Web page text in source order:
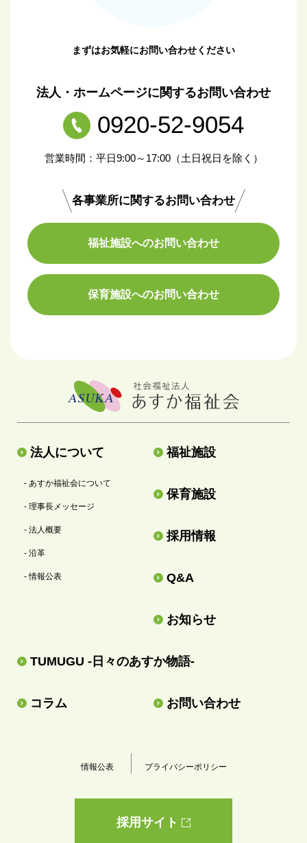
まずはお気軽にお問い合わせください
法人・ホームページに関するお問い合わせ
0920-52-9054
営業時間：平日9:00～17:00（土日祝日を除く）
各事業所に関するお問い合わせ
福祉施設へのお問い合わせ
保育施設へのお問い合わせ
法人について
- あすか福祉会について
- 理事長メッセージ
- 法人概要
- 沿革
- 情報公表
福祉施設
保育施設
採用情報
Q&A
お知らせ
TUMUGU -日々のあすか物語-
コラム お問い合わせ
情報公表 プライバシーポリシー
採用サイト